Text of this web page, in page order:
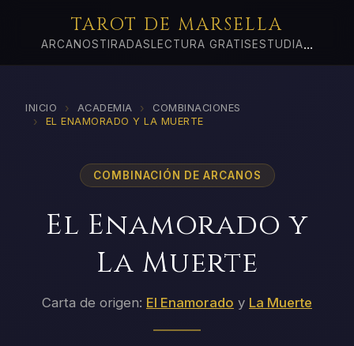
TAROT DE MARSELLA
ARCANOSTIRADAS LECTURA GRATIS ESTUDIA...
INICIO › ACADEMIA › COMBINACIONES
› EL ENAMORADO Y LA MUERTE
COMBINACIÓN DE ARCANOS
El Enamorado y
La Muerte
Carta de origen: El Enamorado y La Muerte